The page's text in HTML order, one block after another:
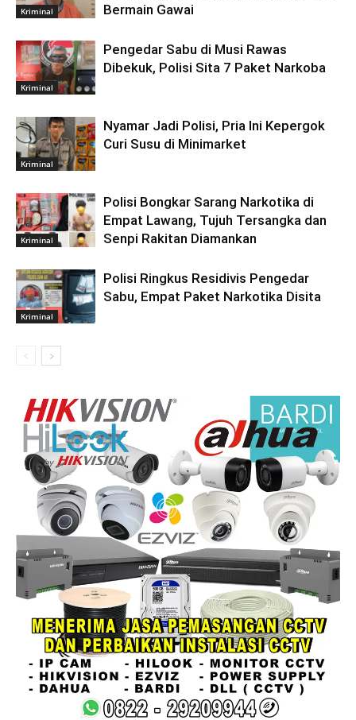
Kriminal
Bermain Gawai
Kriminal
Pengedar Sabu di Musi Rawas
Dibekuk, Polisi Sita 7 Paket Narkoba
Kriminal
Nyamar Jadi Polisi, Pria Ini Kepergok
Curi Susu di Minimarket
Kriminal
Polisi Bongkar Sarang Narkotika di
Empat Lawang, Tujuh Tersangka dan
Senpi Rakitan Diamankan
Kriminal
Polisi Ringkus Residivis Pengedar
Sabu, Empat Paket Narkotika Disita